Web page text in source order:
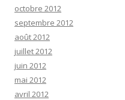
octobre 2012
septembre 2012
août 2012
juillet 2012
juin 2012
mai 2012
avril 2012